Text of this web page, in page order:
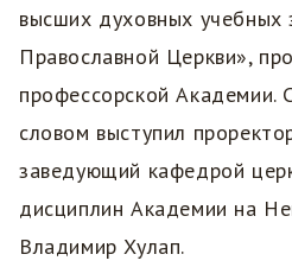
высших духовных учебных
Православной Церкви»,
профессорской Академии.
словом выступил
заведующий кафедрой
дисциплин Академии на
Владимир Хулап.